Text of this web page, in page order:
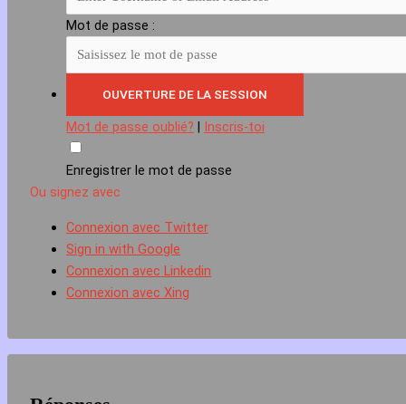
Mot de passe :
Mot de passe oublié? Inscris-toi
Enregistrer le mot de passe
Ou signez avec
Connexion avec Twitter
Sign in with Google
Connexion avec Linkedin
Connexion avec Xing